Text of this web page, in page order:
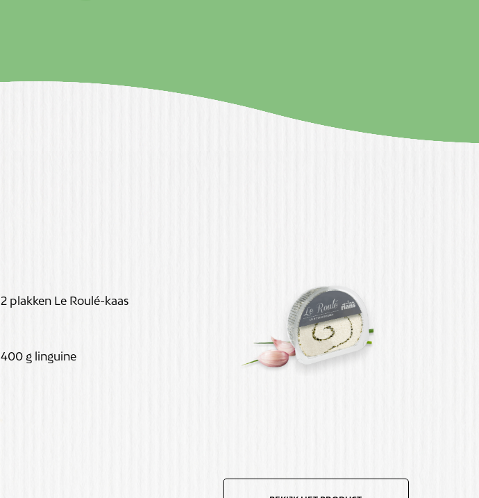
2 plakken Le Roulé-kaas
400 g linguine